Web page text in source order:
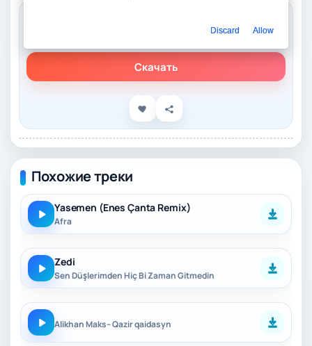
Zedi – Düşüşlerim Fazla (Enes Çanta Remix)
Скачать
Похожие треки
Yasemen (Enes Çanta Remix)
Afra
Zedi
Sen Düşlerimden Hiç Bi Zaman Gitmedin
Alikhan Maks– Qazir qaidasyn
Discard Allow